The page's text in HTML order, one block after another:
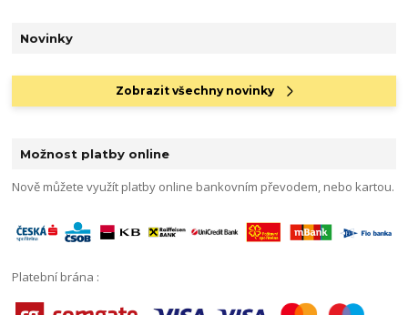
Novinky
Zobrazit všechny novinky
Možnost platby online
Nově můžete využít platby online bankovním převodem, nebo kartou.
Platební brána :